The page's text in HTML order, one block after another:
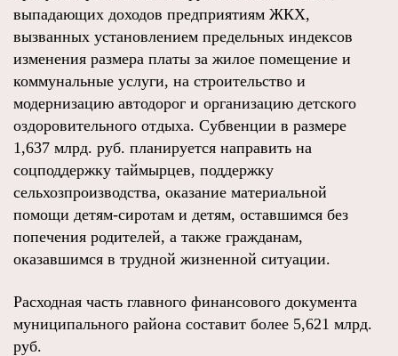
выпадающих доходов предприятиям ЖКХ,
вызванных установлением предельных индексов
изменения размера платы за жилое помещение и
коммунальные услуги, на строительство и
модернизацию автодорог и организацию детского
оздоровительного отдыха. Субвенции в размере
1,637 млрд. руб. планируется направить на
соцподдержку таймырцев, поддержку
сельхозпроизводства, оказание материальной
помощи детям-сиротам и детям, оставшимся без
попечения родителей, а также гражданам,
оказавшимся в трудной жизненной ситуации.
Расходная часть главного финансового документа
муниципального района составит более 5,621 млрд.
руб.